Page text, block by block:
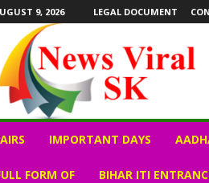
9, 2026 LEGAL DOCUMENT
IMPORTANT DAYS
FORM OF BIHAR ITI